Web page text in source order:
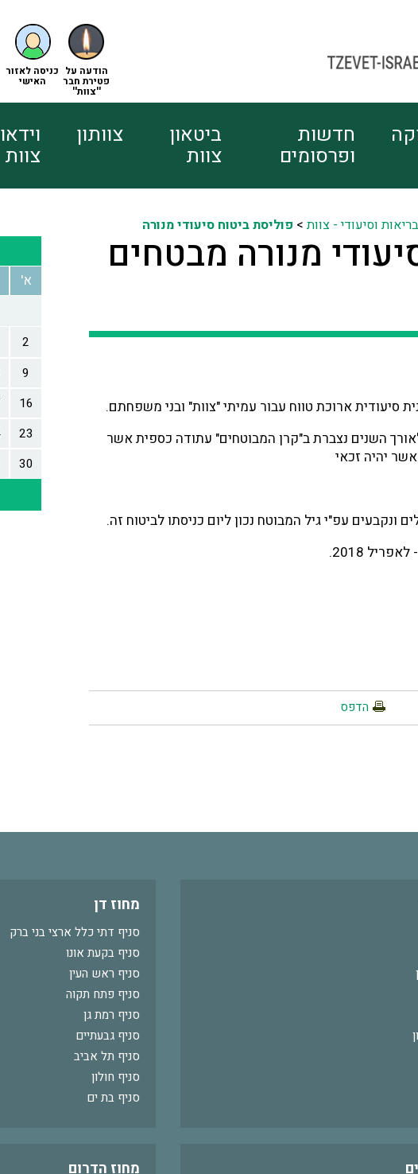
כניסה לאזור
האישי
הודעה על
פטירת חבר
''צוות''
חדשות
ופרסומים
ביטאון
צוות
צוותון וידאו
צוות
וסיעודי - צוות> פוליסת ביטוח סיעודי מנורה
מנורה מבטחים
סיעודית ארוכת טווח עבור עמיתי "צוות" ובני משפחתם.
השנים נצברת ב"קרן המבוטחים" עתודה כספית אשר
יהיה זכאי
ונקבעים עפ"י גיל המבוטח נכון ליום כניסתו לביטוח זה.
- לאפריל 2018
.
הדפס
מחוז דן
סניף דתי כלל ארצי בני ברק
סניף בקעת אונו
סניף ראש העין
סניף פתח תקוה
סניף רמת גן
סניף גבעתיים
סניף תל אביב
סניף חולון
סניף בת ים
מחוז הדרום